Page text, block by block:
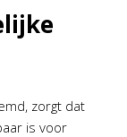
zorgt dat
is voor